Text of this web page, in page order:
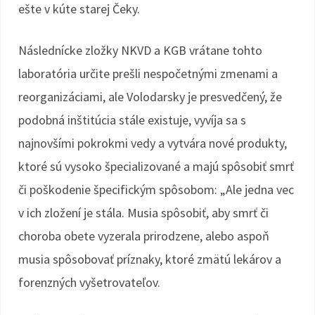
ešte v kúte starej Čeky.
Následnícke zložky NKVD a KGB vrátane tohto
laboratória určite prešli nespočetnými zmenami a
reorganizáciami, ale Volodarsky je presvedčený, že
podobná inštitúcia stále existuje, vyvíja sa s
najnovšími pokrokmi vedy a vytvára nové produkty,
ktoré sú vysoko špecializované a majú spôsobiť smrť
či poškodenie špecifickým spôsobom: „Ale jedna vec
v ich zložení je stála. Musia spôsobiť, aby smrť či
choroba obete vyzerala prirodzene, alebo aspoň
musia spôsobovať príznaky, ktoré zmätú lekárov a
forenzných vyšetrovateľov.